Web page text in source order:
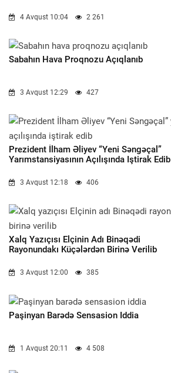
4 Avqust 10:04 2 261
Sabahın Hava Proqnozu Açıqlanıb
3 Avqust 12:29 427
Prezident İlham Əliyev “Yeni Səngəçal”
Yarımstansiyasının Açılışında Iştirak Edib
3 Avqust 12:18 406
Xalq Yazıçısı Elçinin Adı Binəqədi
Rayonundakı Küçələrdən Birinə Verilib
3 Avqust 12:00 385
Paşinyan Barədə Sensasion Iddia
1 Avqust 20:11 4 508